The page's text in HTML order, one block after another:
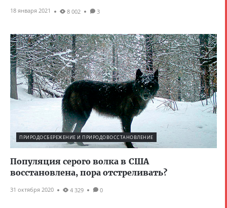
18 января 2021 8 002 3
ПРИРОДОСБЕРЕЖЕНИЕ И ПРИРОДОВОССТАНОВЛЕНИЕ
Популяция серого волка в США
восстановлена, пора отстреливать?
31 октября 2020 4 329 0